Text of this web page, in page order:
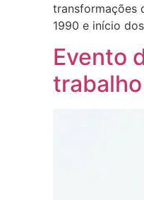
transformações
1990 e início
Evento